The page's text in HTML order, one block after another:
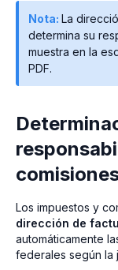
Nota: La
determina su
muestra en la
PDF.
Los impuestos y
dirección de
automáticamente
federales según la